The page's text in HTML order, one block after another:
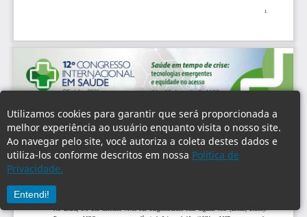
Utilizamos cookies para garantir que será proporcionada a
melhor experiência ao usuário enquanto visita o nosso site.
Ao navegar pelo site, você autoriza a coleta destes dados e
utiliza-los conforme descritos em nossa Política de
Privacidade.
Entendi!